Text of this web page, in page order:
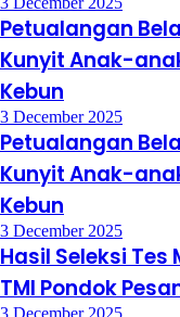
Petualangan
Kunyit Anak-
Kebun
3 December 2025
Petualangan
Kunyit Anak-
Kebun
3 December 2025
Hasil Seleksi Tes
TMI Pondok
3 December 2025